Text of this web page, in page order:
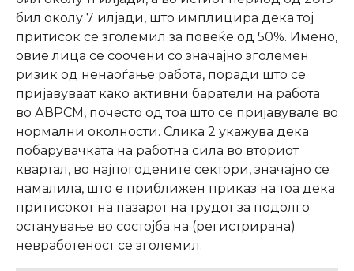
бил околу 7 илјади, што имплицира дека тој
притисок се зголемил за повеќе од 50%. Имено,
овие лица се соочени со значајно зголемен
ризик од ненаоѓање работа, поради што се
пријавуваат како активни баратели на работа
во АВРСМ, почесто од тоа што се пријавувале во
нормални околности. Слика 2 укажува дека
побарувачката на работна сила во вториот
квартал, во најпогодените сектори, значајно се
намалила, што е приближен приказ на тоа дека
притисокот на пазарот на трудот за подолго
останување во состојба на (регистрирана)
невработеност се зголемил.